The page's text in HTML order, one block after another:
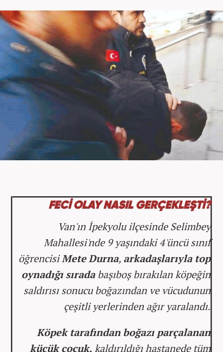
FECİ OLAY NASIL GERÇEKLEŞTİ?
Van'ın İpekyolu ilçesinde Selimbey
Mahallesi'nde 9 yaşındaki 4'üncü sınıf
öğrencisiMete Durna, arkadaşlarıyla top
oynadığı sıradabaşıboş bırakılan köpeğin
saldırısı sonucu boğazından ve vücudunun
çeşitli yerlerinden ağır yaralandı.
Köpek tarafından boğazı parçalanan
küçük çocuk, kaldırıldığı hastanede tüm